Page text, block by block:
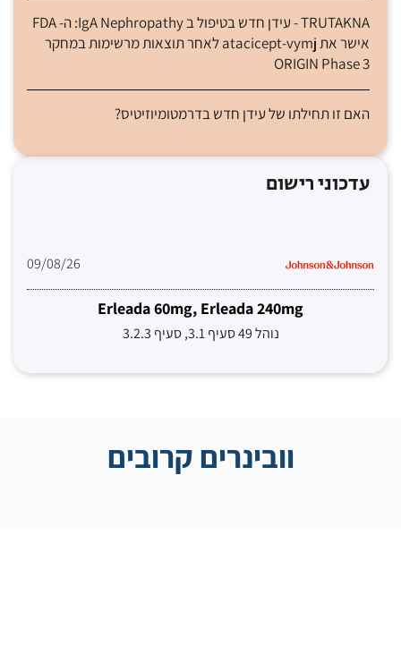
TRUTAKNA - עידן חדש בטיפול ב IgA Nephropathy: ה- FDA
אישר את atacicept-vymj לאחר תוצאות מרשימות במחקר
ORIGIN Phase 3
האם זו תחילתו של עידן חדש בדרמטומיוזיטיס?
עדכוני רישום
09/08/26
Erleada 60mg, Erleada 240mg
נוהל 49 סעיף 3.1, סעיף 3.2.3
וובינרים קרובים